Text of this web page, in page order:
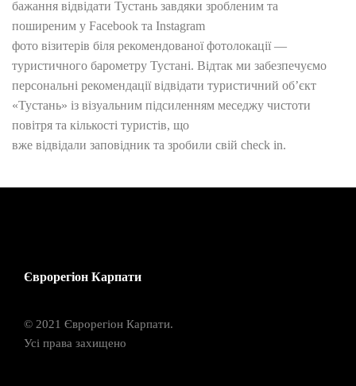
бажання відвідати Тустань завдяки зробленим та
поширеним у Facebook та Instagram
фото візитерів біля рекомендованої фотолокації —
туристичного барометру Тустані. Відтак ми забезпечуємо
персональні рекомендації відвідати туристичний об’єкт
«Тустань» із візуальним підсиленням меседжу чистоти
повітря та кількості туристів, що
вже відвідали заповідник та зробили свій сheck in.
Єврорегіон Карпати
© 2021 Єврорегіон Карпати.
Усі права захищено